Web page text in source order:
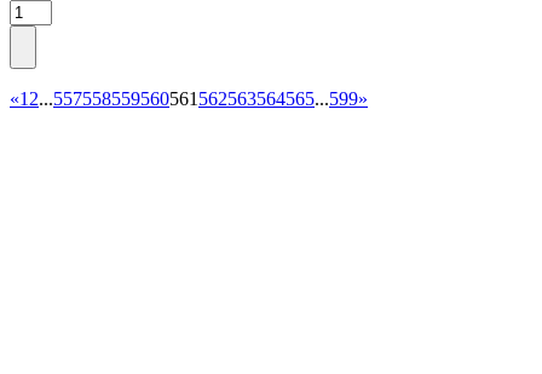
«1 2...557558559560561 562563564565...599»